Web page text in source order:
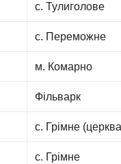
с. Тулиголове
с. Переможне
м. Комарно
Фільварк
с. Грімне
с. Грімне